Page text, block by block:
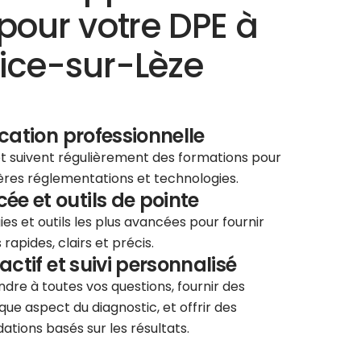
votre DPE à
sur-Lèze
professionnelle
suivent régulièrement des formations pour
réglementations et technologies.
et outils de pointe
et outils les plus avancées pour fournir
clairs et précis.
et suivi personnalisé
à toutes vos questions, fournir des
aspect du diagnostic, et offrir des
basés sur les résultats.